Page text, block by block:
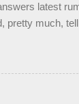
latest
pretty much,
What is it like
—